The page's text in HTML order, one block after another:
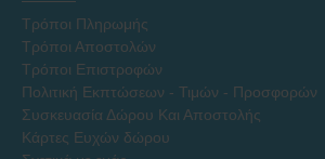
Τρόποι Πληρωμής
Τρόποι Αποστολών
Τρόποι Επιστροφών
Πολιτική Εκπτώσεων - Τιμών - Προσφορών
Συσκευασία Δώρου Και Αποστολής
Κάρτες Ευχών δώρου